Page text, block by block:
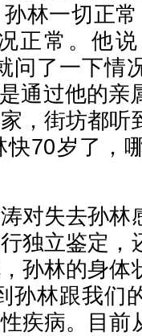
林一切正
正常。他
问了一下情
通过他的亲
，街坊都听
70岁了，
对失去孙林
独立鉴定，
孙林的身体
孙林跟我们
疾病。目前